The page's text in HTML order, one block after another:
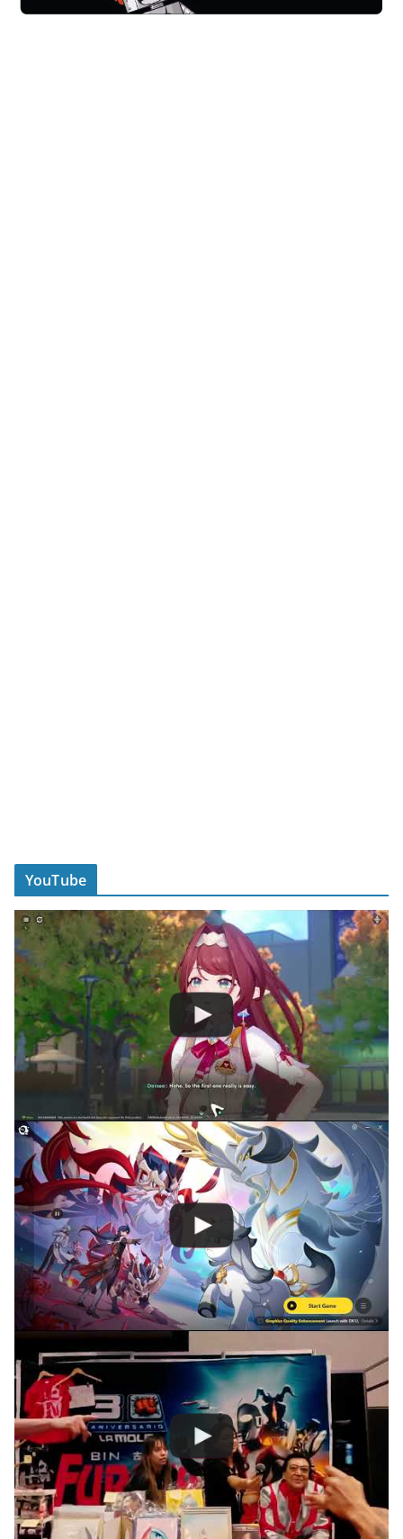
YouTube